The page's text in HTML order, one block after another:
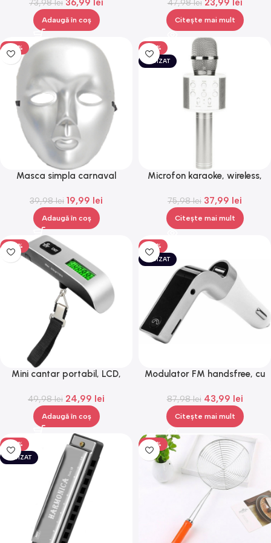
73,98lei 36,99 lei
Adaugă în coș
47,98lei 23,99 lei
Citește mai mult
-50%
Masca simpla carnaval
39,98lei 19,99 lei
Adaugă în coș
-50%
EPUIZAT
Microfon karaoke, wireless,
reincarcabil, Rotosonic
75,98lei 37,99 lei
Citește mai mult
-50%
Mini cantar portabil, LCD,
49,98lei 24,99 lei
Adaugă în coș
-50%
EPUIZAT
Modulator FM handsfree, cu
CARG7
87,98lei 43,99 lei
Citește mai mult
-50%
EPUIZAT
-50%